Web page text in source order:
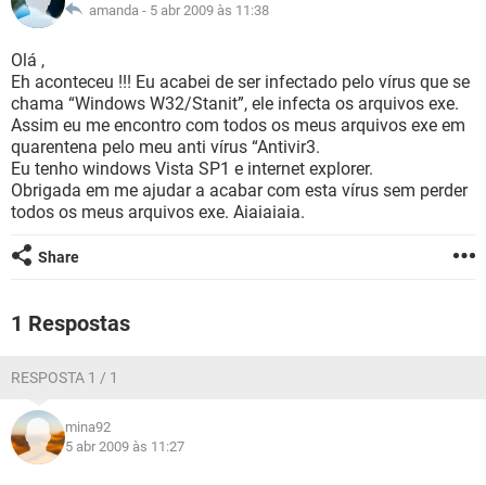
GUIA DE COMPRAS
INSTAGRAM
GUIA DE COMPRAS
CELULAR FACEBOOK
INSTAGRAM GMAIL
GUIA DE COMPRAS
JOGOS
CELULAR
OUTLOOK EXCEL
INSTAGRAM GMAIL
GUIA DE COMPRAS
amanda - 5 abr 2009 às 11:38
Olá ,
Eh aconteceu !!! Eu acabei de ser infectado pelo vírus que se
chama “Windows W32/Stanit”, ele infecta os arquivos exe.
Assim eu me encontro com todos os meus arquivos exe em
quarentena pelo meu anti vírus “Antivir3.
Eu tenho windows Vista SP1 e internet explorer.
Obrigada em me ajudar a acabar com esta vírus sem perder
todos os meus arquivos exe. Aiaiaiaia.
Share
1 Respostas
RESPOSTA 1 / 1
mina92
5 abr 2009 às 11:27